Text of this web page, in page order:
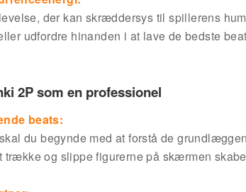
der kan skræddersys til spillerens
udfordre hinanden i at lave de bedste
2P som en professionel
beats:
du begynde med at forstå de
og slippe figurerne på skærmen